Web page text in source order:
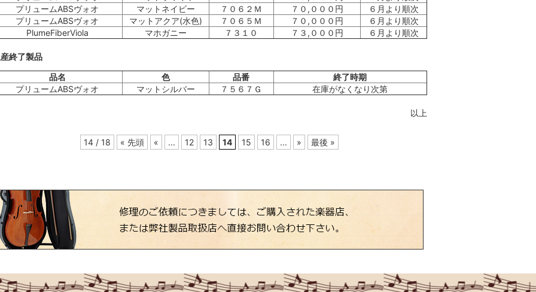
プリュームABSヴォオ
マットネイビー ７０６２Ｍ ７０,０００円
６月より順次
プリュームABSヴォオ
マットアクア(水色) ７０６５Ｍ ７０,０００円
６月より順次
PlumeFiberViola
マホガニー ７３１０ ７３,０００円 ６月より順次
終了製品
品名
色 品番
終了時期
プリュームABSヴォオ
マットシルバー ７５６７Ｇ 在庫がなくなり次第
以上
14 / 18 « 先頭 « ... 12 13 14 15 16 ... » 最後 »